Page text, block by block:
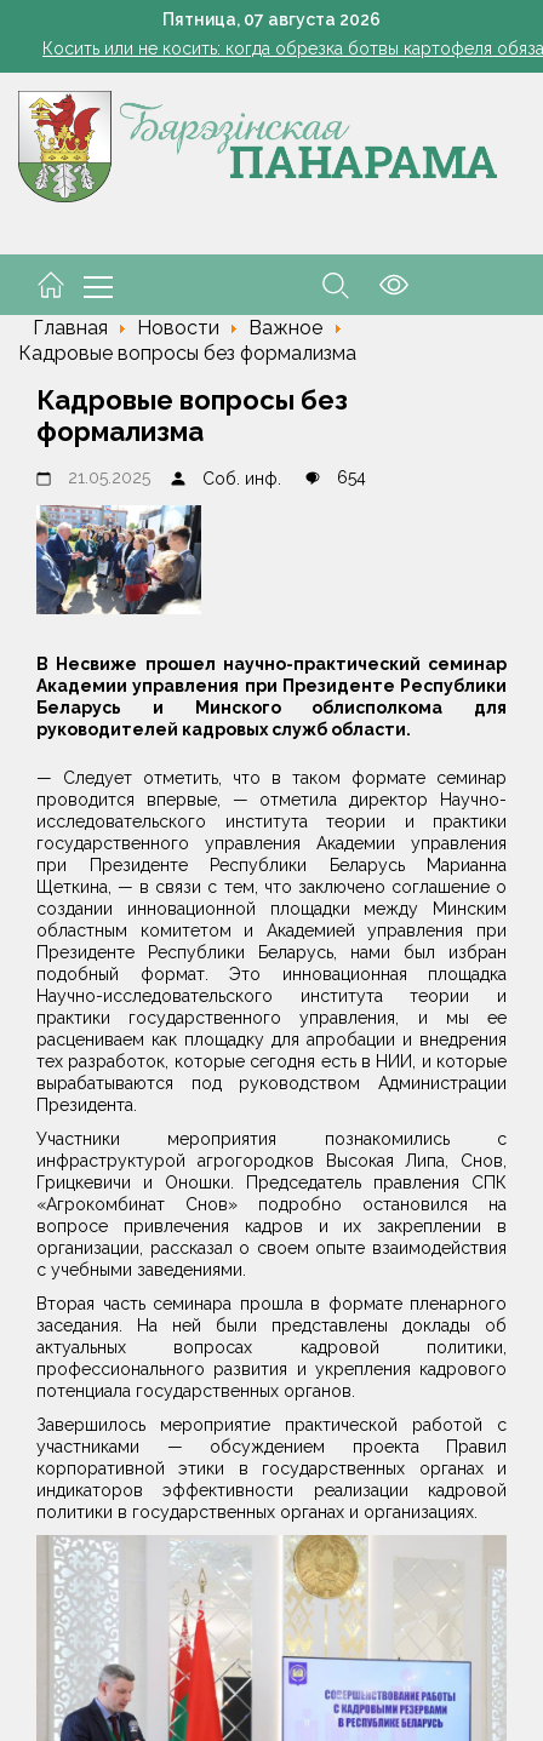
Пятница, 07 августа 2026
Семинар-совещание по охране труда профсоюза
Косить или не косить: когда обрезка ботвы картофеля
Включаем фары и продолжаем жать
расходы на проезд, если у работника нет
Семинар-совещание по охране труда профсоюза
Главная Новости
Важное
Кадровые вопросы без формализма
Кадровые вопросы без
формализма
21.05.2025 Соб. инф. 654
В Несвиже прошел научно-практический семинар
Академии управления при Президенте Республики
Беларусь и Минского облисполкома для
руководителей кадровых служб области.
— Следует отметить, что в таком формате семинар
проводится впервые, — отметила директор Научно-
исследовательского института теории и практики
государственного управления Академии управления
при Президенте Республики Беларусь Марианна
Щеткина, — в связи с тем, что заключено соглашение о
создании инновационной площадки между Минским
областным комитетом и Академией управления при
Президенте Республики Беларусь, нами был избран
подобный формат. Это инновационная площадка
Научно-исследовательского института теории и
практики государственного управления, и мы ее
расцениваем как площадку для апробации и внедрения
тех разработок, которые сегодня есть в НИИ, и которые
вырабатываются под руководством Администрации
Президента.
Участники мероприятия познакомились с
инфраструктурой агрогородков Высокая Липа, Снов,
Грицкевичи и Оношки. Председатель правления СПК
«Агрокомбинат Снов» подробно остановился на
вопросе привлечения кадров и их закреплении в
организации, рассказал о своем опыте взаимодействия
с учебными заведениями.
Вторая часть семинара прошла в формате пленарного
заседания. На ней были представлены доклады об
актуальных вопросах кадровой политики,
профессионального развития и укрепления кадрового
потенциала государственных органов.
Завершилось мероприятие практической работой с
участниками — обсуждением проекта Правил
корпоративной этики в государственных органах и
индикаторов эффективности реализации кадровой
политики в государственных органах и организациях.